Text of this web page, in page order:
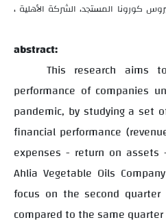
، فيروس كورونا المستجد، الشركة الأهلية
abstract:
This research aims
performance of companies
pandemic, by studying a set
financial performance
expenses - return on
Ahlia Vegetable Oils
focus on the second
compared to the same